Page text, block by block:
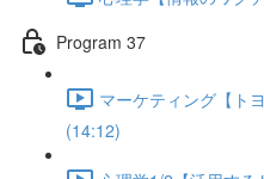
Program 37
マーケティング【ト
(14:12)